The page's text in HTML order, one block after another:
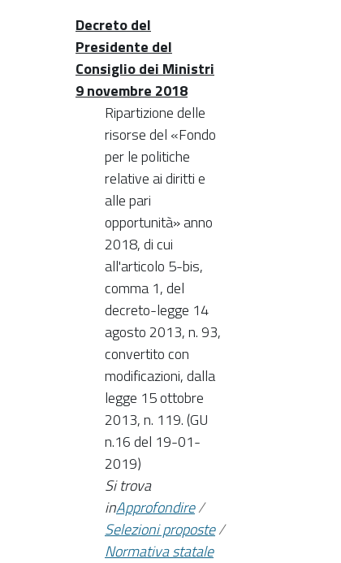
Decreto del
Presidente del
Consiglio dei Ministri
9 novembre 2018
Ripartizione delle
risorse del «Fondo
per le politiche
relative ai diritti e
alle pari
opportunità» anno
2018, di cui
all'articolo 5-bis,
comma 1, del
decreto-legge 14
agosto 2013, n. 93,
convertito con
modificazioni, dalla
legge 15 ottobre
2013, n. 119. (GU
n.16 del 19-01-
2019)
Si trova
inApprofondire/
Selezioni proposte/
Normativa statale